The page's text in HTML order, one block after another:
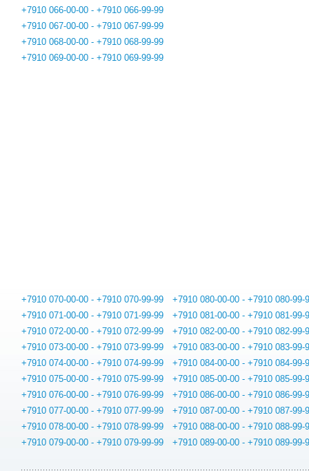
+7910 066-00-00 - +7910 066-99-99
+7910 067-00-00 - +7910 067-99-99
+7910 068-00-00 - +7910 068-99-99
+7910 069-00-00 - +7910 069-99-99
+7910 070-00-00 - +7910 070-99-99
+7910 071-00-00 - +7910 071-99-99
+7910 072-00-00 - +7910 072-99-99
+7910 073-00-00 - +7910 073-99-99
+7910 074-00-00 - +7910 074-99-99
+7910 075-00-00 - +7910 075-99-99
+7910 076-00-00 - +7910 076-99-99
+7910 077-00-00 - +7910 077-99-99
+7910 078-00-00 - +7910 078-99-99
+7910 079-00-00 - +7910 079-99-99
+7910 080-00-00 - +7910 080-99-
+7910 081-00-00 - +7910 081-99-
+7910 082-00-00 - +7910 082-99-
+7910 083-00-00 - +7910 083-99-
+7910 084-00-00 - +7910 084-99-
+7910 085-00-00 - +7910 085-99-
+7910 086-00-00 - +7910 086-99-
+7910 087-00-00 - +7910 087-99-
+7910 088-00-00 - +7910 088-99-
+7910 089-00-00 - +7910 089-99-